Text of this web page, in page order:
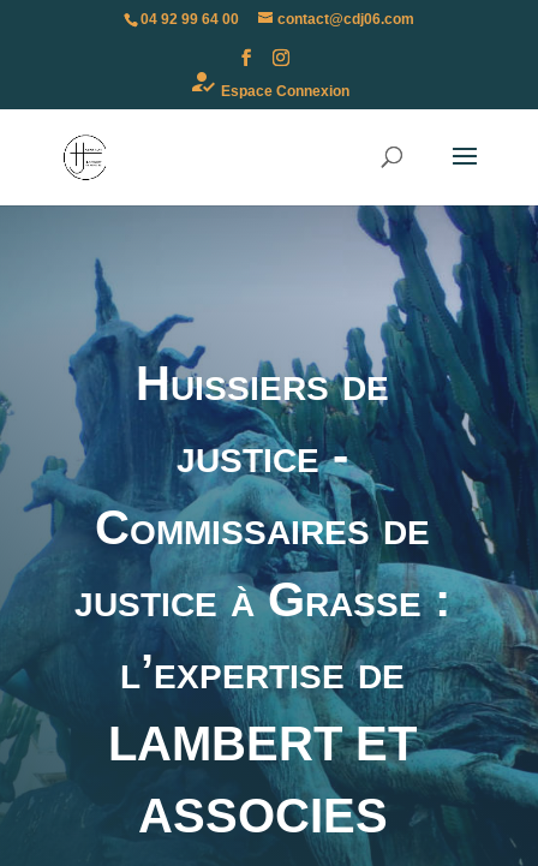
04 92 99 64 00 contact@cdj06.com
how_to_reg Espace Connexion
Huissiers de
justice -
Commissaires de
justice à Grasse :
l’expertise de
LAMBERT ET
ASSOCIES